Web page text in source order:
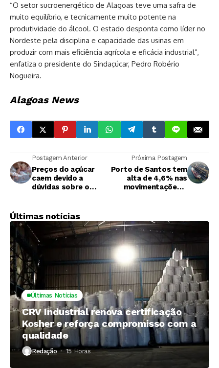
“O setor sucroenergético de Alagoas teve uma safra de
muito equilíbrio, e tecnicamente muito potente na
produtividade do álcool. O estado desponta como líder no
Nordeste pela disciplina e capacidade das usinas em
produzir com mais eficiência agrícola e eficácia industrial”,
enfatiza o presidente do Sindaçúcar, Pedro Robério
Nogueira.
Alagoas News
Postagem Anterior
Preços do açúcar
caem devido a
dúvidas sobre o
Próxima Postagem
Porto de Santos tem
alta de 4,6% nas
movimentações e
Últimas notícias
Últimas Notícias
CRV Industrial renova certificação
Kosher e reforça compromisso com a
qualidade
Redação 15 Horas ⁮